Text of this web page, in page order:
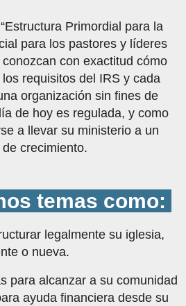
Primordial para la
para los pastores y líderes
con exactitud cómo
requisitos del IRS y cada
organización sin fines de
de hoy es regulada, y como
a llevar su ministerio a un
de crecimiento.
temas como:
legalmente su iglesia,
o nueva.
para alcanzar a su comunidad
ayuda financiera desde su